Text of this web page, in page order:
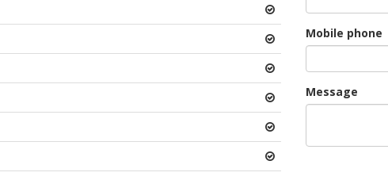
Mobile phone
Message